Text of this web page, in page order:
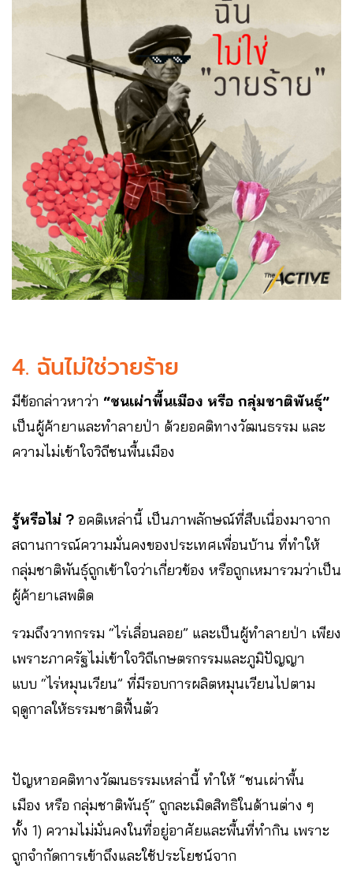
4. ฉันไม่ใช่วายร้าย
มีข้อกล่าวหาว่า “ชนเผ่าพื้นเมือง หรือ กลุ่มชาติพันธุ์”
เป็นผู้ค้ายาและทำลายป่า ด้วยอคติทางวัฒนธรรม และ
ความไม่เข้าใจวิถีชนพื้นเมือง
รู้หรือไม่ ? อคติเหล่านี้ เป็นภาพลักษณ์ที่สืบเนื่องมาจาก
สถานการณ์ความมั่นคงของประเทศเพื่อนบ้าน ที่ทำให้
กลุ่มชาติพันธุ์ถูกเข้าใจว่าเกี่ยวข้อง หรือถูกเหมารวมว่าเป็น
ผู้ค้ายาเสพติด
รวมถึงวาทกรรม “ไร่เลื่อนลอย” และเป็นผู้ทำลายป่า เพียง
เพราะภาครัฐไม่เข้าใจวิถีเกษตรกรรมและภูมิปัญญา
แบบ “ไร่หมุนเวียน” ที่มีรอบการผลิตหมุนเวียนไปตาม
ฤดูกาลให้ธรรมชาติฟื้นตัว
ปัญหาอคติทางวัฒนธรรมเหล่านี้ ทำให้ “ชนเผ่าพื้น
เมือง หรือ กลุ่มชาติพันธุ์” ถูกละเมิดสิทธิในด้านต่าง ๆ
ทั้ง 1) ความไม่มั่นคงในที่อยู่อาศัยและพื้นที่ทำกิน เพราะ
ถูกจำกัดการเข้าถึงและใช้ประโยชน์จาก